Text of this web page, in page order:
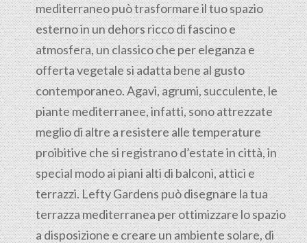
mediterraneo può trasformare il tuo spazio
esterno in un dehors ricco di fascino e
atmosfera, un classico che per eleganza e
offerta vegetale si adatta bene al gusto
contemporaneo. Agavi, agrumi, succulente, le
piante mediterranee, infatti, sono attrezzate
meglio di altre a resistere alle temperature
proibitive che si registrano d’estate in città, in
special modo ai piani alti di balconi, attici e
terrazzi. Lefty Gardens può disegnare la tua
terrazza mediterranea per ottimizzare lo spazio
a disposizione e creare un ambiente solare, di